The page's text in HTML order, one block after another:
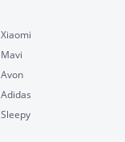
Xiaomi
Mavi
Avon
Adidas
Sleepy